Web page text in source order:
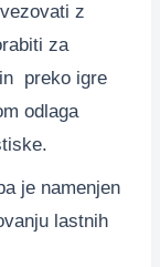
z
za
preko igre
odlaga
je namenjen
lastnih